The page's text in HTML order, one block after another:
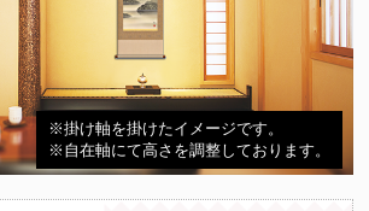
※掛け軸を掛けたイメージです。
※自在軸にて高さを調整しております。